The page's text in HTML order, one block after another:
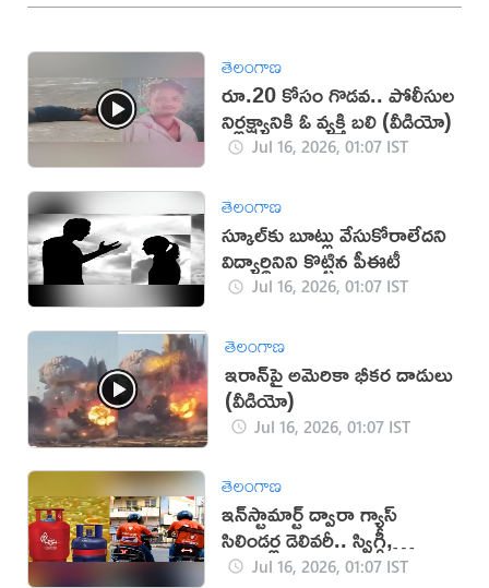
తెలంగాణ
రూ.20 కోసం గొడవ.. పోలీసుల
నిర్లక్ష్యానికి ఓ వ్యక్తి బలి (వీడియో)
Jul 16, 2026, 01:07 IST
తెలంగాణ
స్కూల్‌కు బూట్లు వేసుకోరాలేదని
విద్యార్థినిని కొట్టిన పీఈటీ
Jul 16, 2026, 01:07 IST
తెలంగాణ
ఇరాన్‌పై అమెరికా భీకర దాడులు
(వీడియో)
Jul 16, 2026, 01:07 IST
తెలంగాణ
ఇన్‌స్టామార్ట్ ద్వారా గ్యాస్
సిలిండర్ల డెలివరీ.. స్విగ్గీ,
హెచ్‌పీసీఎల్‌ ఒప్పందం
Jul 16, 2026, 01:07 IST